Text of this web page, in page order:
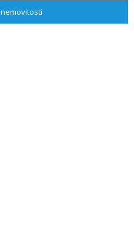
nemovitostí